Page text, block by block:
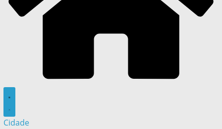
Cidade